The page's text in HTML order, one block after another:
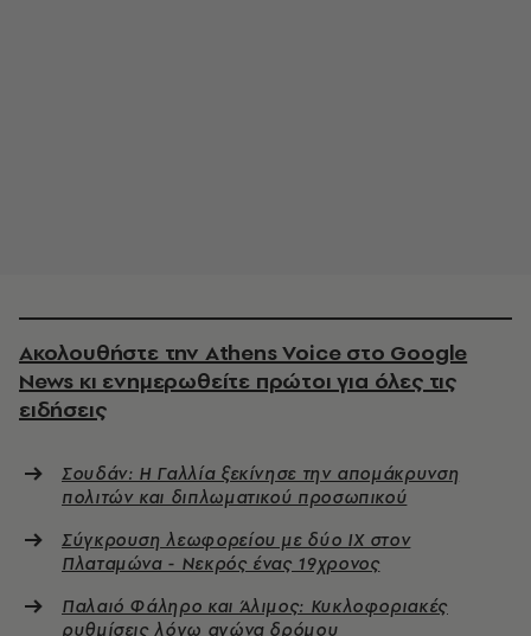
Ακολουθήστε την Athens Voice στο Google
News κι ενημερωθείτε πρώτοι για όλες τις
ειδήσεις
Σουδάν: Η Γαλλία ξεκίνησε την απομάκρυνση
πολιτών και διπλωματικού προσωπικού
Σύγκρουση λεωφορείου με δύο ΙΧ στον
Πλαταμώνα - Νεκρός ένας 19χρονος
Παλαιό Φάληρο και Άλιμος: Κυκλοφοριακές
ρυθμίσεις λόγω αγώνα δρόμου